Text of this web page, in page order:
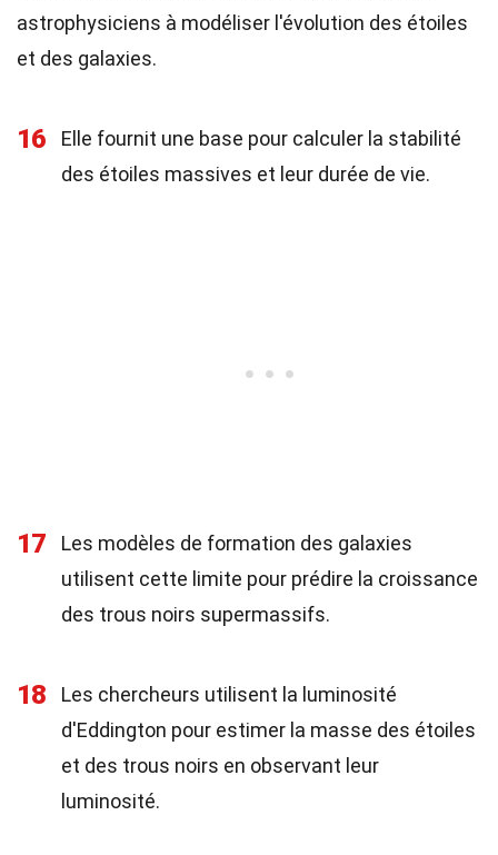
astrophysiciens à modéliser l'évolution des étoiles
et des galaxies.
16
Elle fournit une base pour calculer la stabilité
des étoiles massives et leur durée de vie.
17
Les modèles de formation des galaxies
utilisent cette limite pour prédire la croissance
des trous noirs supermassifs.
18
Les chercheurs utilisent la luminosité
d'Eddington pour estimer la masse des étoiles
et des trous noirs en observant leur
luminosité.